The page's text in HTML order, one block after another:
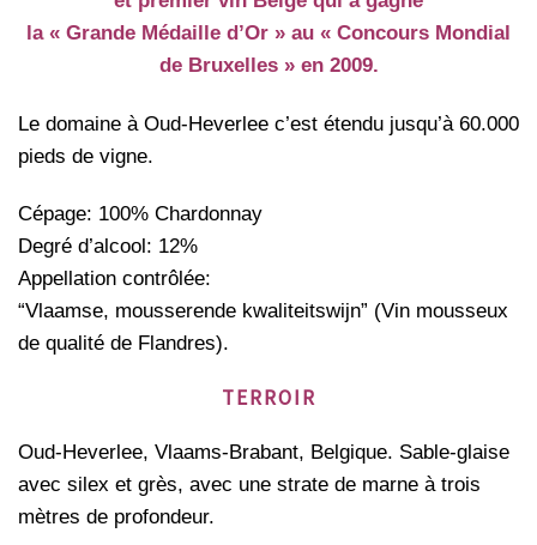
la « Grande Médaille d’Or » au « Concours Mondial
de Bruxelles » en 2009.
Le domaine à Oud-Heverlee c’est étendu jusqu’à 60.000
pieds de vigne.
Cépage: 100% Chardonnay
Degré d’alcool: 12%
Appellation contrôlée:
“Vlaamse, mousserende kwaliteitswijn” (Vin mousseux
de qualité de Flandres).
TERROIR
Oud-Heverlee, Vlaams-Brabant, Belgique. Sable-glaise
avec silex et grès, avec une strate de marne à trois
mètres de profondeur.